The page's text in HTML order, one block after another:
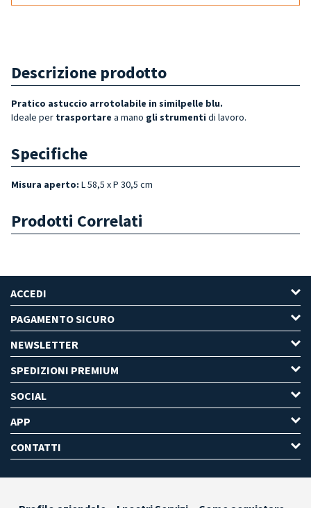
Descrizione prodotto
Pratico astuccio arrotolabile in similpelle blu.
Ideale per trasportare a mano gli strumenti di lavoro.
Specifiche
Misura aperto: L 58,5 x P 30,5 cm
Prodotti Correlati
ACCEDI
PAGAMENTO SICURO
NEWSLETTER
SPEDIZIONI PREMIUM
SOCIAL
APP
CONTATTI